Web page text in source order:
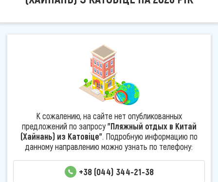
К сожалению, на сайте нет опубликованных
предложений по запросу"Пляжный отдых в Китай
(Хайнань) из Катовіце". Подробную информацию по
данному направлению можно узнать по телефону:
+38 (044) 344-21-38